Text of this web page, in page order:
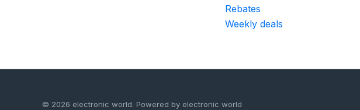
Rebates
Weekly deals
© 2026 electronic world. Powered by electronic world